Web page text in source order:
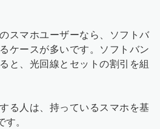
スマホユーザーなら、ソフトバ
ケースが多いです。ソフトバン
と、光回線とセットの割引を組
る人は、持っているスマホを基
。